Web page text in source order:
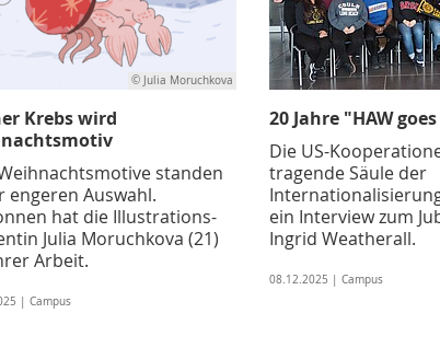
© Julia Moruchkova
Krebs wird
standen
engeren Auswahl.
hat die Illustrations-
Julia Moruchkova (21)
Arbeit.
| Campus
20 Jahre "HAW goes
Die US-
tragende Säule der
ein Interview zum
Ingrid Weatherall.
08.12.2025 | Campus